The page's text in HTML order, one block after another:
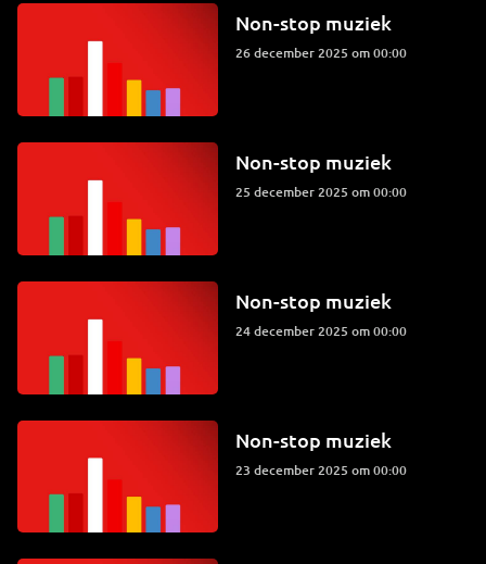
Non-stop muziek
26 december 2025 om 00:00
Non-stop muziek
25 december 2025 om 00:00
Non-stop muziek
24 december 2025 om 00:00
Non-stop muziek
23 december 2025 om 00:00